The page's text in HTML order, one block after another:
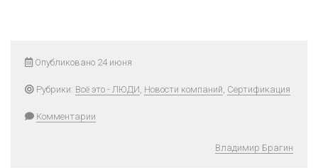
Опубликовано 24 июня
Рубрики: Всё это - ЛЮДИ, Новости компаний, Сертификация
Комментарии
Владимир Брагин